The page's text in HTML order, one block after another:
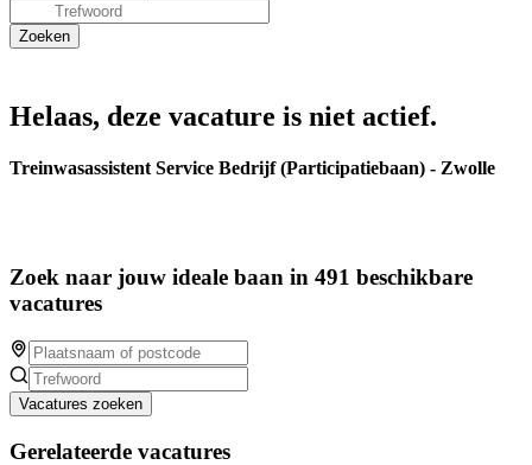
Helaas, deze vacature is niet actief.
Treinwasassistent Service Bedrijf (Participatiebaan) - Zwolle
Zoek naar jouw ideale baan in 491 beschikbare
vacatures
Vacatures zoeken
Gerelateerde vacatures